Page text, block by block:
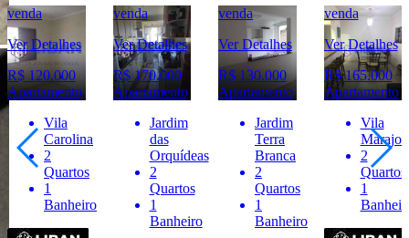
venda
Ver Detalhes
R$ 120.000
Apartamento
Vila
Carolina
2
Quartos
1
Banheiro
venda
Ver Detalhes
R$ 170.000
Apartamento
Jardim
das
Orquídeas
2
Quartos
1
Banheiro
venda
Ver Detalhes
R$ 130.000
Apartamento
Jardim
Terra
Branca
2
Quartos
1
Banheiro
venda
Ver Detalhes
R$ 165.000
Apartamento
Vila
2
Quartos
1